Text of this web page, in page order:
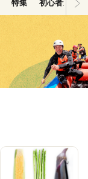
特集 初心者ガイド